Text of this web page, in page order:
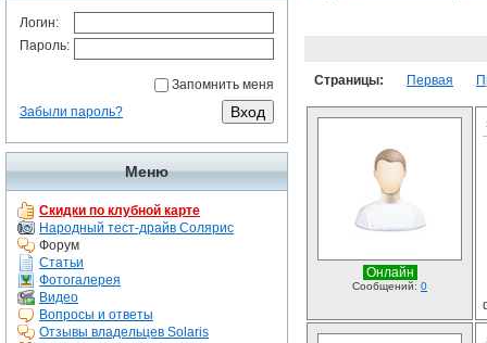
Логин:
Пароль:
Запомнить меня
Забыли пароль?
Меню
Скидки по клубной карте
Народный тест-драйв Солярис
Форум
Статьи
Фотогалерея
Видео
Вопросы и ответы
Отзывы владельцев Solaris
Страницы: Первая
Онлайн
Сообщений: 0